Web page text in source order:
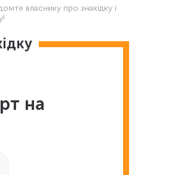
власнику про знахідку і
на